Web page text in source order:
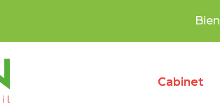
Bienvenue sur notre
Cabinet